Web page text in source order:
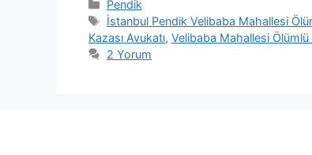
Kategoriler
Pendik
Etiketler
İstanbul Pendik Velibaba Mahallesi
Kazası Avukatı, Velibaba Mahallesi Ölümlü
2 Yorum